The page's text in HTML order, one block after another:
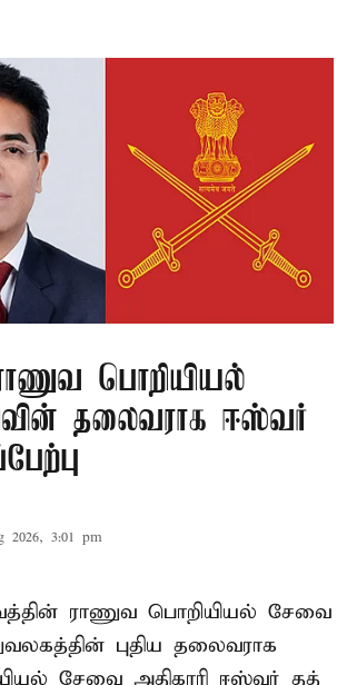
பொறியியல்
தலைவராக ஈஸ்வர்
2026, 3:01 pm
ராணுவ பொறியியல் சேவை
புதிய தலைவராக
சேவை அதிகாரி ஈஸ்வர் தத்